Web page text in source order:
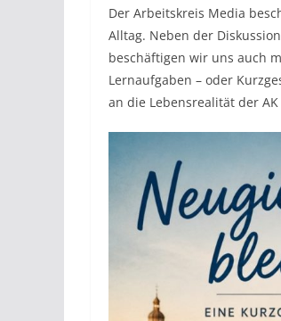
Der Arbeitskreis Media
Alltag. Neben der
beschäftigen wir uns auch
Lernaufgaben – oder
an die Lebensrealität der